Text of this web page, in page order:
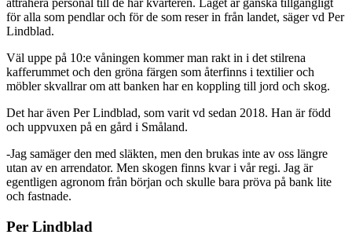
för alla som pendlar och för de som reser in från landet, säger vd Per
Lindblad.
Väl uppe på 10:e våningen kommer man rakt in i det stilrena
kafferummet och den gröna färgen som återfinns i textilier och
möbler skvallrar om att banken har en koppling till jord och skog.
Det har även Per Lindblad, som varit vd sedan 2018. Han är född
och uppvuxen på en gård i Småland.
-Jag samäger den med släkten, men den brukas inte av oss längre
utan av en arrendator. Men skogen finns kvar i vår regi. Jag är
egentligen agronom från början och skulle bara pröva på bank lite
och fastnade.
Per Lindblad